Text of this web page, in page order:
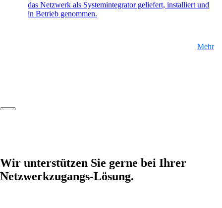
das Netzwerk als Systemintegrator geliefert, installiert und
in Betrieb genommen.
Mehr
Wir unterstützen Sie gerne bei Ihrer
Netzwerkzugangs-Lösung.